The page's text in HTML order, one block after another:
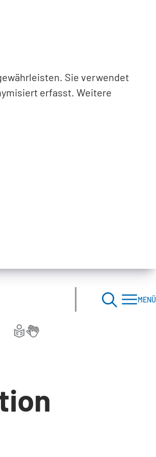
Sie verwendet
erfasst. Weitere
MENÜ